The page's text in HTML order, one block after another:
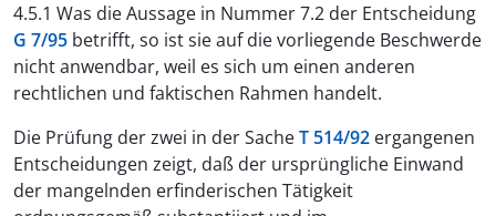
4.5.1 Was die Aussage in Nummer 7.2 der Entscheidung
G 7/95 betrifft, so ist sie auf die vorliegende Beschwerde
nicht anwendbar, weil es sich um einen anderen
rechtlichen und faktischen Rahmen handelt.
Die Prüfung der zwei in der SacheT 514/92 ergangenen
Entscheidungen zeigt, daß der ursprüngliche Einwand
der mangelnden erfinderischen Tätigkeit